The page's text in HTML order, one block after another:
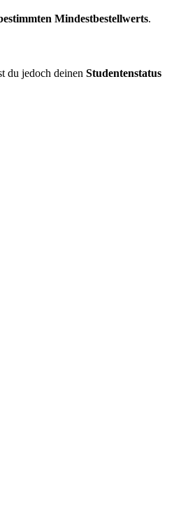
Mindestbestellwerts.
du jedoch deinen Studentenstatus